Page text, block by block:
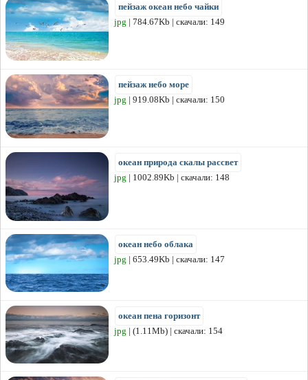
пейзаж океан небо чайки
jpg | 784.67Kb | скачали: 149
пейзаж небо море
jpg | 919.08Kb | скачали: 150
океан природа скалы рассвет
jpg | 1002.89Kb | скачали: 148
океан небо облака
jpg | 653.49Kb | скачали: 147
океан пена горизонт
jpg | (1.11Mb) | скачали: 154